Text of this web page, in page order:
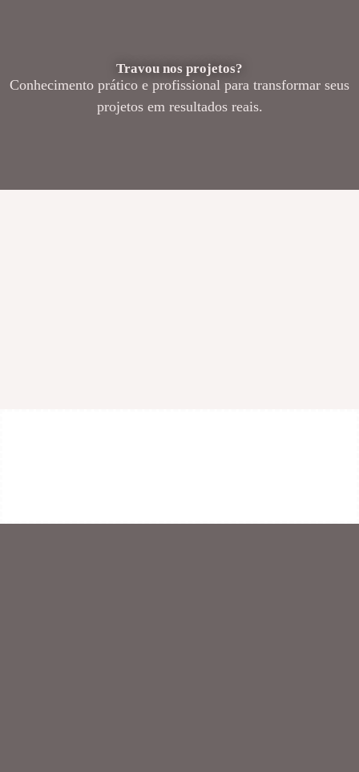
Travou nos projetos?
Conhecimento prático e profissional para transformar seus
projetos em resultados reais.